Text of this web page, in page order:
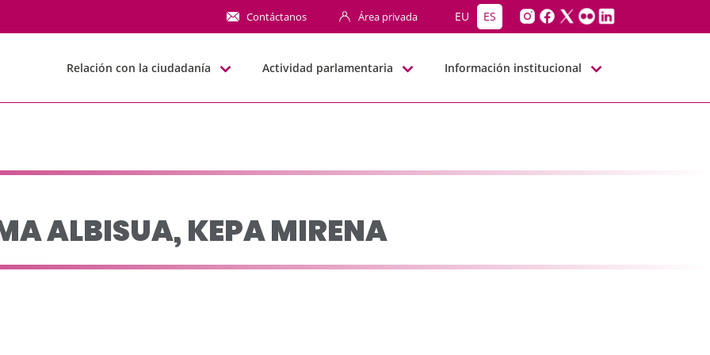
MIRENA - JJGG-BBNN
Contáctanos Área privada EU ES
Relación con la ciudadanía Actividad parlamentaria Información institucional
ALBISUA, KEPA MIRENA